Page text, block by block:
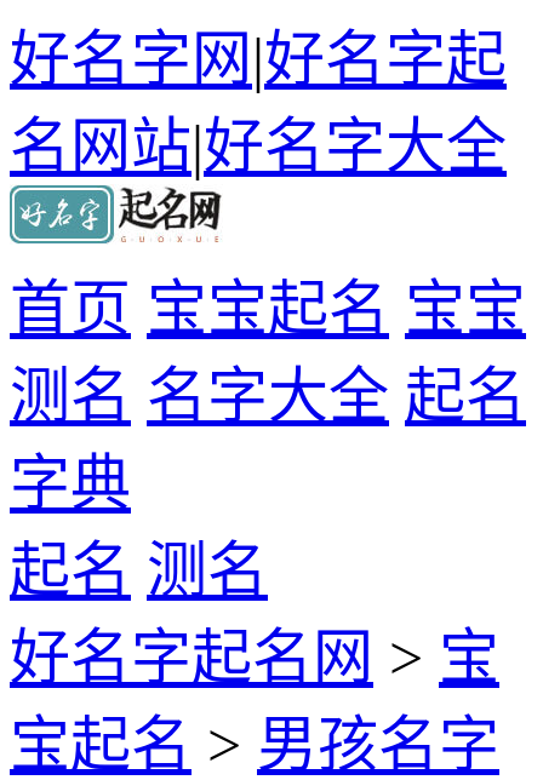
好名字网|好名字起
名网站|好名字大全
首页 宝宝起名 宝宝
测名 名字大全 起名
字典
起名 测名
好名字起名网 > 宝
宝起名 > 男孩名字